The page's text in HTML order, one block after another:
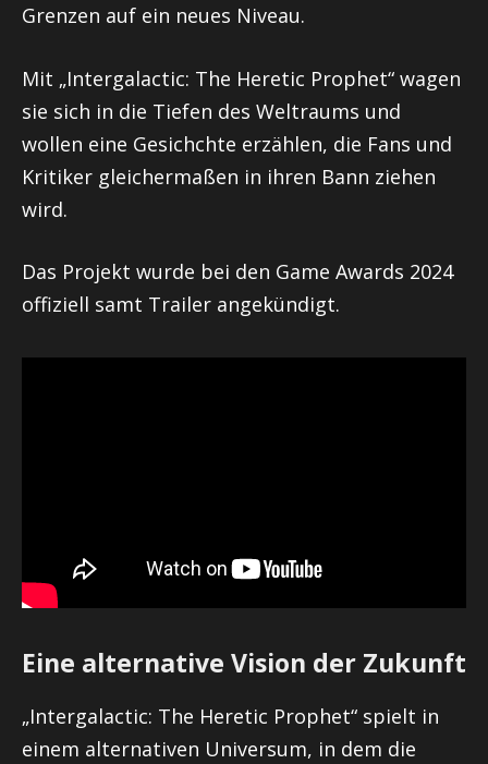
Grenzen auf ein neues Niveau.
Mit „Intergalactic: The Heretic Prophet“ wagen
sie sich in die Tiefen des Weltraums und
wollen eine Gesichchte erzählen, die Fans und
Kritiker gleichermaßen in ihren Bann ziehen
wird.
Das Projekt wurde bei den Game Awards 2024
offiziell samt Trailer angekündigt.
Eine alternative Vision der Zukunft
„Intergalactic: The Heretic Prophet“ spielt in
einem alternativen Universum, in dem die